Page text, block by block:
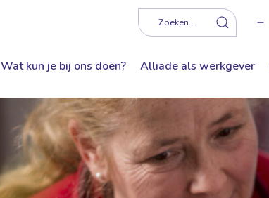
Zoeken...
Wat kun je bij ons doen? Alliade als werkgever